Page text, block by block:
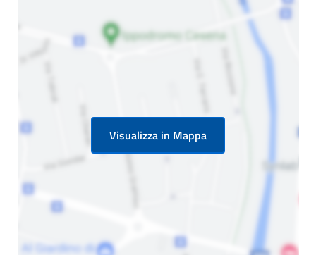
Visualizza in Mappa